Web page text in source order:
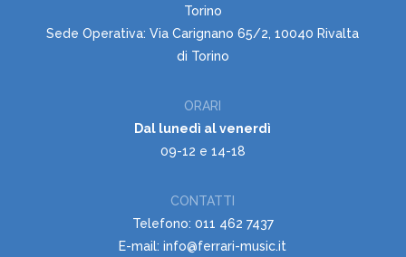
Torino
Sede Operativa: Via Carignano 65/2, 10040 Rivalta
di Torino
ORARI
Dal lunedì al venerdì
09-12 e 14-18
CONTATTI
Telefono: 011 462 7437
E-mail: info@ferrari-music.it